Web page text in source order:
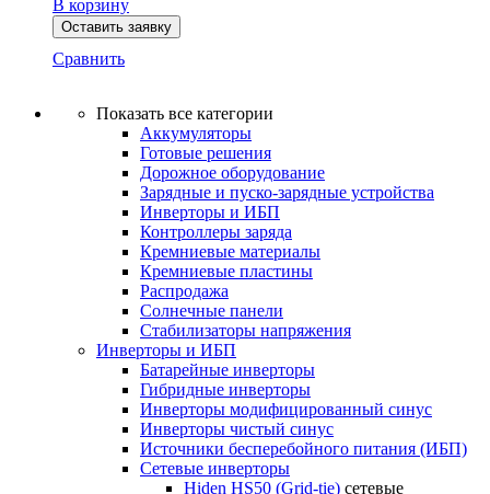
В корзину
Оставить заявку
Сравнить
Показать все категории
Аккумуляторы
Готовые решения
Дорожное оборудование
Зарядные и пуско-зарядные устройства
Инверторы и ИБП
Контроллеры заряда
Кремниевые материалы
Кремниевые пластины
Распродажа
Солнечные панели
Стабилизаторы напряжения
Инверторы и ИБП
Батарейные инверторы
Гибридные инверторы
Инверторы модифицированный синус
Инверторы чистый синус
Источники бесперебойного питания (ИБП)
Сетевые инверторы
Hiden HS50 (Grid-tie) сетевые